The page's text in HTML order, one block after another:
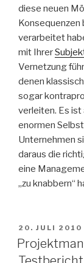
diese neuen
Konsequenzen
verarbeitet
mit Ihrer
Vernetzung
denen
sogar
verleiten. Es ist
enormen
Unternehmen
daraus die
eine
„zu knabbern“
AM
20. JULI 2010